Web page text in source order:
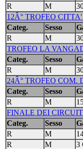
R
M
12Â° TROFEO
Categ.
Sesso
R
M
TROFEO LA
Categ.
Sesso
R
M
24Â° TROFEO COM.
Categ.
Sesso
R
M
FINALE DEI
Categ.
Sesso
R
M
R
M 3